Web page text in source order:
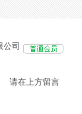
公司
请在上方留言